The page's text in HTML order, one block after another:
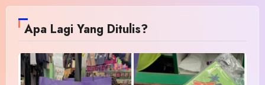
Apa Lagi Yang Ditulis?